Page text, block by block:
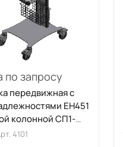
по запросу
передвижная с
ЕН451
колонной СП1-
(высота 1030
4101